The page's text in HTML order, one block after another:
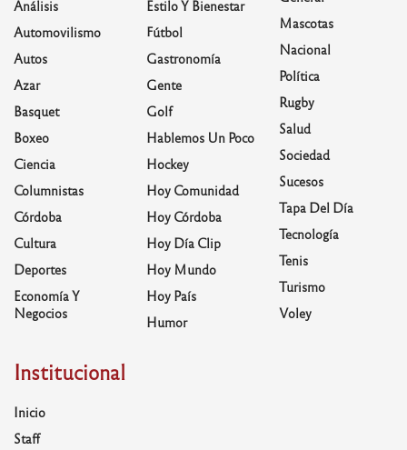
Análisis
Automovilismo
Autos
Azar
Basquet
Boxeo
Ciencia
Columnistas
Córdoba
Cultura
Deportes
Economía Y
Negocios
Estilo Y Bienestar
Fútbol
Gastronomía
Gente
Golf
Hablemos Un Poco
Hockey
Hoy Comunidad
Hoy Córdoba
Hoy Día Clip
Hoy Mundo
Hoy País
Humor
Mascotas
Nacional
Política
Rugby
Salud
Sociedad
Sucesos
Tapa Del Día
Tecnología
Tenis
Turismo
Voley
Institucional
Inicio
Staff